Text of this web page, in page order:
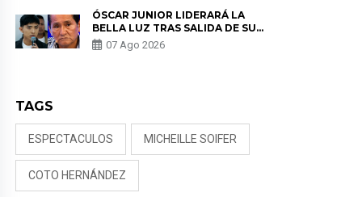
ÓSCAR JUNIOR LIDERARÁ LA
BELLA LUZ TRAS SALIDA DE SU
PADRE POR POLÉMICA CON
NALDY SALDAÑA
07 Ago 2026
TAGS
ESPECTACULOS MICHEILLE SOIFER
COTO HERNÁNDEZ